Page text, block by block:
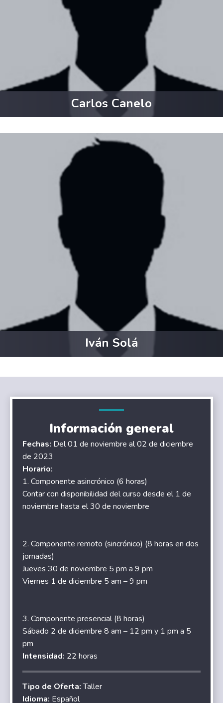
Carlos Canelo
Iván Solá
Información general
Fechas: Del 01 de noviembre al 02 de diciembre
de 2023
Horario:
1. Componente asincrónico (6 horas)
Contar con disponibilidad del curso desde el 1 de
noviembre hasta el 30 de noviembre
2. Componente remoto (sincrónico) (8 horas en dos
jornadas)
Jueves 30 de noviembre 5 pm a 9 pm
Viernes 1 de diciembre 5 am – 9 pm
3. Componente presencial (8 horas)
Sábado 2 de diciembre 8 am – 12 pm y 1 pm a 5
pm
Intensidad: 22 horas
Tipo de Oferta:Taller
Idioma: Español